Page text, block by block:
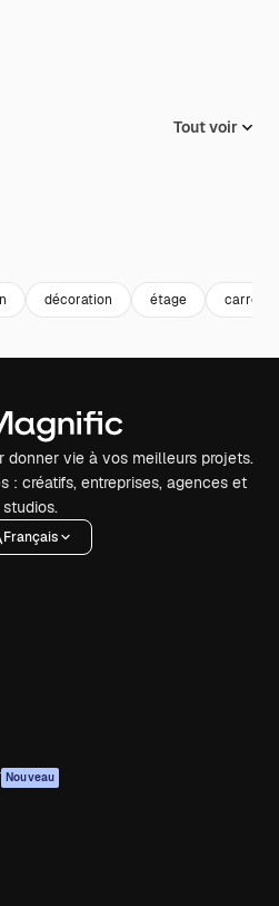
Tout voir
décoration étage carreau
donner vie à vos meilleurs projets.
: créatifs, entreprises, agences et
studios.
Français
Nouveau